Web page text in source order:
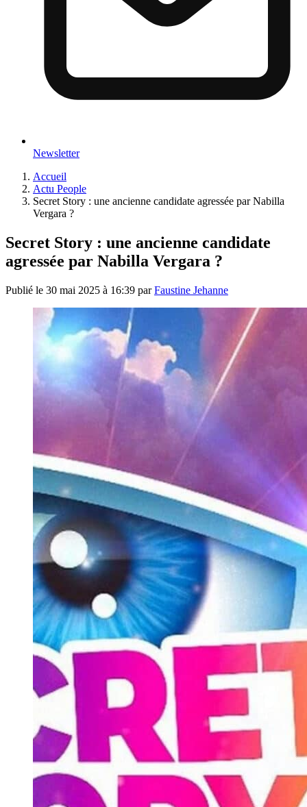
Newsletter
Accueil
Actu People
Secret Story : une ancienne candidate agressée par Nabilla
Vergara ?
Secret Story : une ancienne candidate
agressée par Nabilla Vergara ?
Publié le 30 mai 2025 à 16:39 parFaustine Jehanne